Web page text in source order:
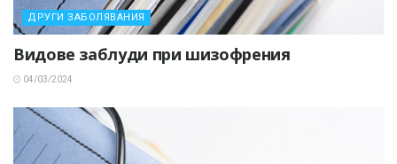
ДРУГИ ЗАБОЛЯВАНИЯ
Видове заблуди при шизофрения
04/03/2024